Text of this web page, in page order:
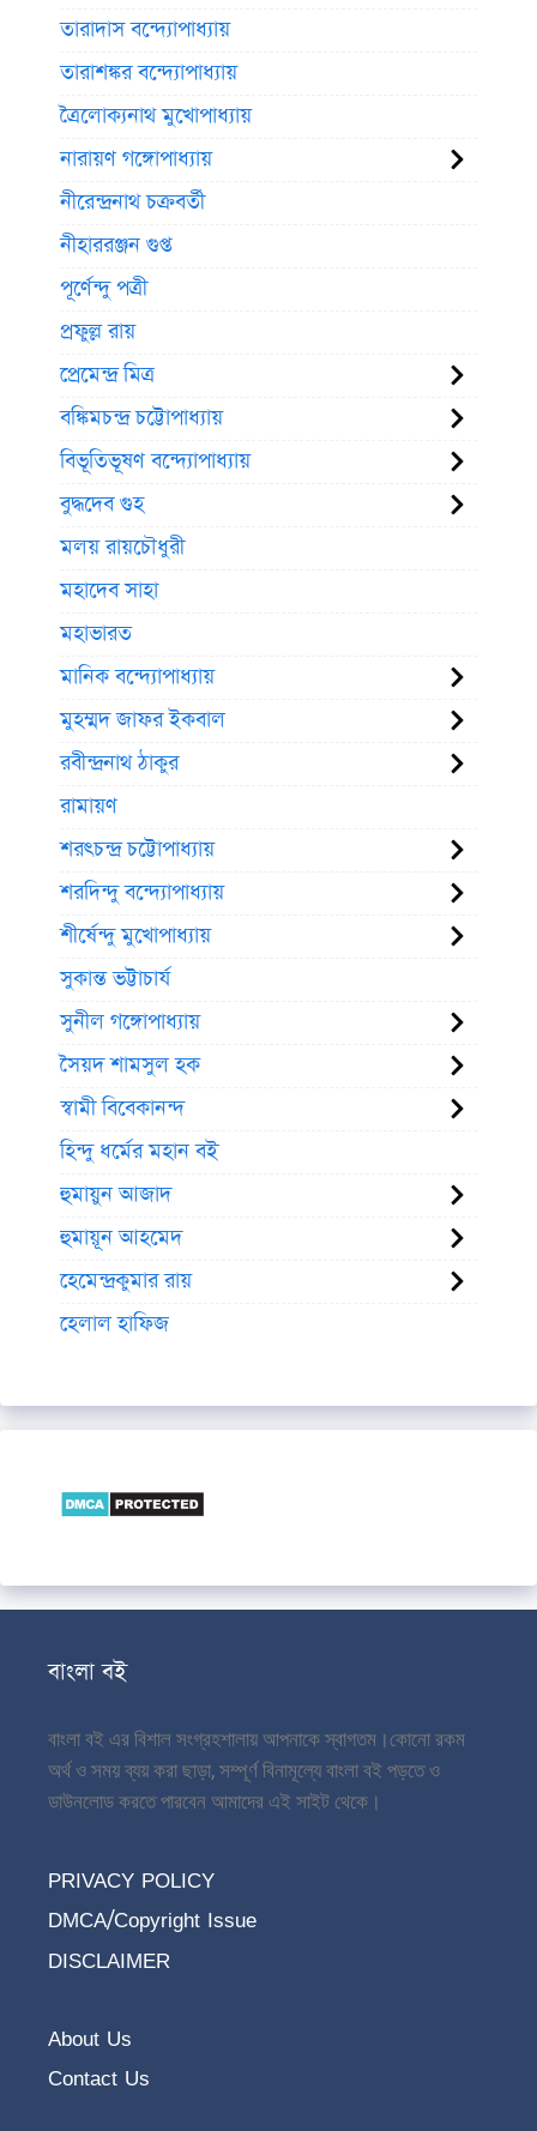
তারাদাস বন্দ্যোপাধ্যায়
তারাশঙ্কর বন্দ্যোপাধ্যায়
ত্রৈলোক্যনাথ মুখোপাধ্যায়
নারায়ণ গঙ্গোপাধ্যায়
নীরেন্দ্রনাথ চক্রবর্তী
নীহাররঞ্জন গুপ্ত
পূর্ণেন্দু পত্রী
প্রফুল্ল রায়
প্রেমেন্দ্র মিত্র
বঙ্কিমচন্দ্র চট্টোপাধ্যায়
বিভূতিভূষণ বন্দ্যোপাধ্যায়
বুদ্ধদেব গুহ
মলয় রায়চৌধুরী
মহাদেব সাহা
মহাভারত
মানিক বন্দ্যোপাধ্যায়
মুহম্মদ জাফর ইকবাল
রবীন্দ্রনাথ ঠাকুর
রামায়ণ
শরৎচন্দ্র চট্টোপাধ্যায়
শরদিন্দু বন্দ্যোপাধ্যায়
শীর্ষেন্দু মুখোপাধ্যায়
সুকান্ত ভট্টাচার্য
সুনীল গঙ্গোপাধ্যায়
সৈয়দ শামসুল হক
স্বামী বিবেকানন্দ
হিন্দু ধর্মের মহান বই
হুমায়ুন আজাদ
হুমায়ূন আহমেদ
হেমেন্দ্রকুমার রায়
হেলাল হাফিজ
বাংলা বই
বাংলা বই এর বিশাল সংগ্রহশালায় আপনাকে স্বাগতম।কোনো রকম
অর্থ ও সময় ব্যয় করা ছাড়া, সম্পূর্ণ বিনামূল্যে বাংলা বই পড়তে ও
ডাউনলোড করতে পারবেন আমাদের এই সাইট থেকে।
PRIVACY POLICY
DMCA/Copyright Issue
DISCLAIMER
About Us
Contact Us